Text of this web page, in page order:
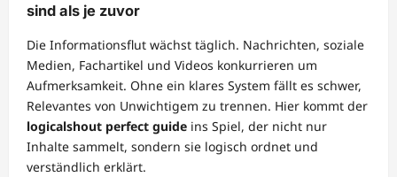
sind als je zuvor
Die Informationsflut wächst täglich. Nachrichten, soziale
Medien, Fachartikel und Videos konkurrieren um
Aufmerksamkeit. Ohne ein klares System fällt es schwer,
Relevantes von Unwichtigem zu trennen. Hier kommt der
logicalshout perfect guide ins Spiel, der nicht nur
Inhalte sammelt, sondern sie logisch ordnet und
verständlich erklärt.